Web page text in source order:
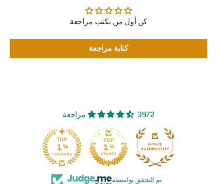
كن أول من يكتب مراجعة
كتابة مراجعة
3972 مراجعة
تم التحقق بواسطة